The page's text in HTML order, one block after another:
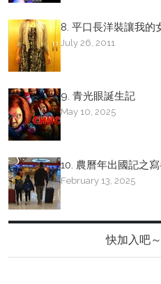
8. 平口長洋裝讓我的
July 26, 2011
9. 青光眼誕生記
May 10, 2025
10. 農曆年出國記之
February 13, 2025
快加入吧